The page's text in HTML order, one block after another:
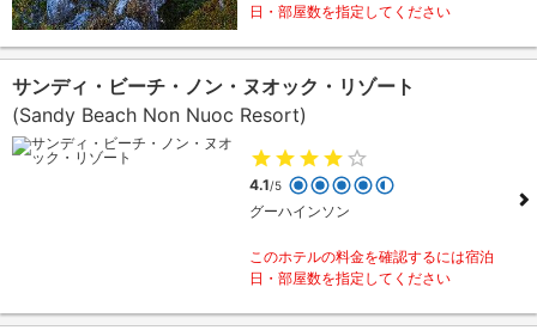
日・部屋数を指定してください
サンディ・ビーチ・ノン・ヌオック・リゾート
(Sandy Beach Non Nuoc Resort)
4.1/5
グーハインソン
このホテルの料金を確認するには宿泊
日・部屋数を指定してください